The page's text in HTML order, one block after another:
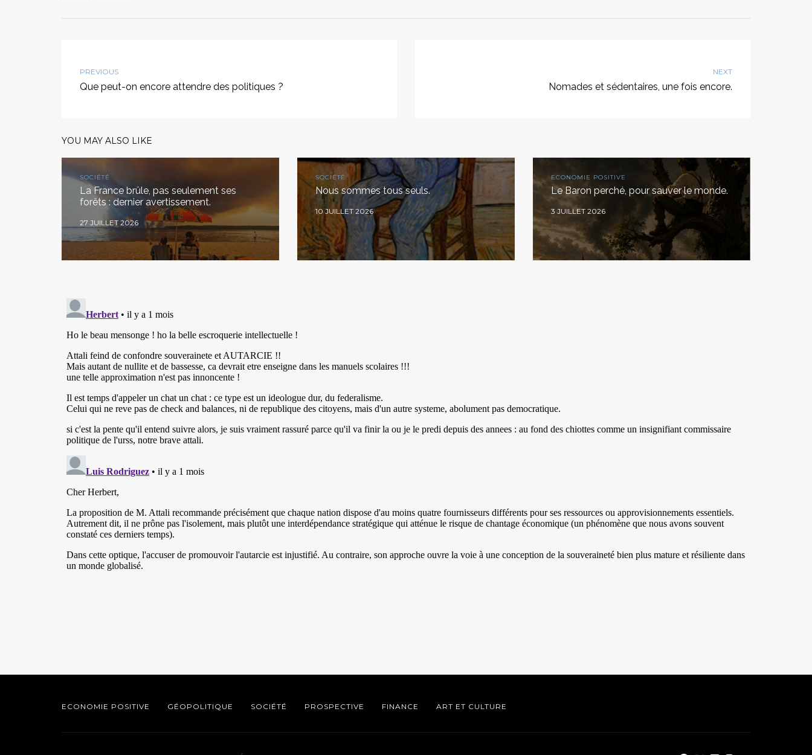
PREVIOUS
Que peut-on encore attendre des politiques ?
NEXT
Nomades et sédentaires, une fois encore.
YOU MAY ALSO LIKE
SOCIÉTÉ
La France brûle, pas seulement ses
forêts : dernier avertissement.
27 JUILLET 2026
SOCIÉTÉ
Nous sommes tous seuls.
10 JUILLET 2026
ECONOMIE POSITIVE
Le Baron perché, pour sauver le monde.
3 JUILLET 2026
ECONOMIE POSITIVE GÉOPOLITIQUE SOCIÉTÉ PROSPECTIVE FINANCE ART ET CULTURE